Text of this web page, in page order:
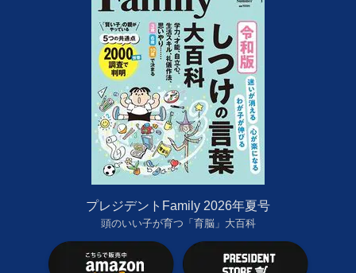
プレジデントFamily 2026年夏号
頭のいい子が育つ「育脳」大百科